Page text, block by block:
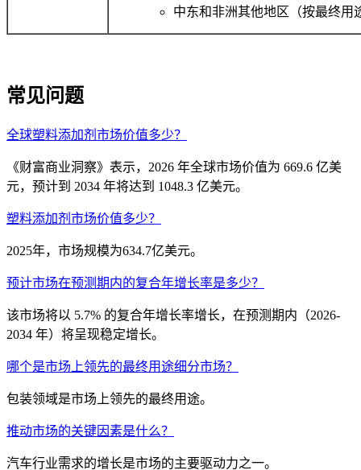
中东和非洲其他地区（按最终用
常见问题
全球塑料添加剂市场价值多少？
《财富商业洞察》表示，2026 年全球市场价值为 669.6 亿美
元，预计到 2034 年将达到 1048.3 亿美元。
塑料添加剂市场价值多少？
2025年，市场规模为634.7亿美元。
预计市场在预测期内的复合年增长率是多少？
该市场将以 5.7% 的复合年增长率增长，在预测期内（2026-
2034 年）将呈现稳定增长。
哪个是市场上领先的最终用途细分市场？
包装领域是市场上领先的最终用途。
推动市场的关键因素是什么？
汽车行业需求的增长是市场的主要驱动力之一。